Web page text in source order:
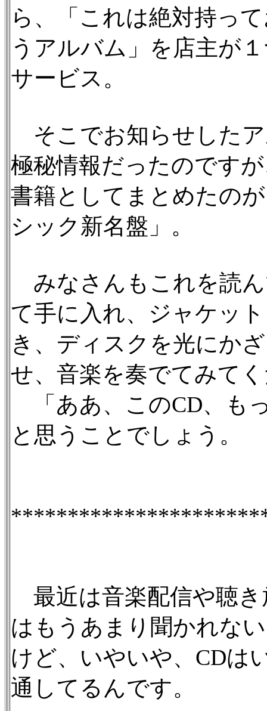
ら、「これは絶対持っ
うアルバム」を店主が
サービス。
そこでお知らせした
極秘情報だったのです
書籍としてまとめたの
シック新名盤」。
みなさんもこれを読
て手に入れ、ジャケッ
き、ディスクを光にか
せ、音楽を奏でてみて
「ああ、このCD、も
と思うことでしょう。
最近は音楽配信や聴き
はもうあまり聞かれな
けど、いやいや、CDは
通してるんです。